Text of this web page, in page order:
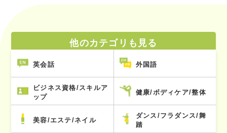
他のカテゴリも見る
英会話 外国語
ビジネス資格/スキルア
ップ
健康/ボディケア/整体
美容/エステ/ネイル
ダンス/フラダンス/舞
踏